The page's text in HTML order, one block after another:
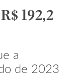
192,2
a
de 2023